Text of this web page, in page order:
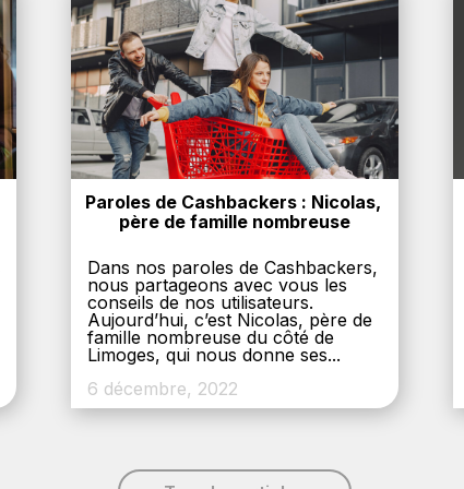
Paroles de Cashbackers : Nicolas,
père de famille nombreuse
Dans nos paroles de Cashbackers,
nous partageons avec vous les
conseils de nos utilisateurs.
Aujourd’hui, c’est Nicolas, père de
famille nombreuse du côté de
Limoges, qui nous donne ses...
6 décembre, 2022